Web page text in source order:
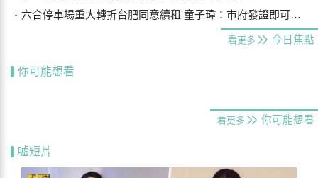
六合停車場重大轉折台肥同意續租 童子瑋：市府發證即可合法經營
看更多 今日焦點
你可能想看
看更多 你可能想看
噓短片